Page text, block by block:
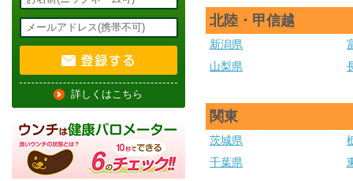
北陸・甲信越
新潟県
山梨県
関東
茨城県
千葉県
詳しくはこちら